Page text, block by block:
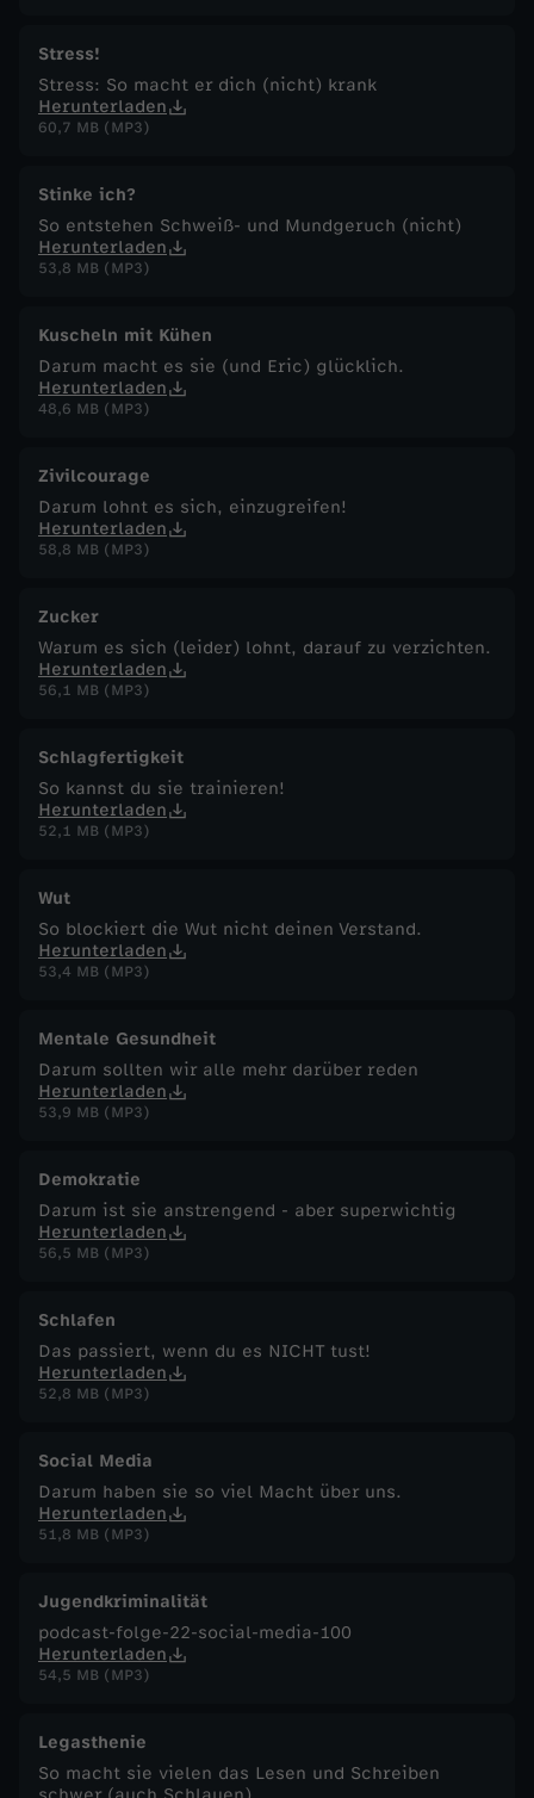
Stress!
Stress: So macht er dich (nicht) krank
Herunterladen
60,7 MB (MP3)
Stinke ich?
So entstehen Schweiß- und Mundgeruch (nicht)
Herunterladen
53,8 MB (MP3)
Kuscheln mit Kühen
Darum macht es sie (und Eric) glücklich.
Herunterladen
48,6 MB (MP3)
Zivilcourage
Darum lohnt es sich, einzugreifen!
Herunterladen
58,8 MB (MP3)
Zucker
Warum es sich (leider) lohnt, darauf zu verzichten.
Herunterladen
56,1 MB (MP3)
Schlagfertigkeit
So kannst du sie trainieren!
Herunterladen
52,1 MB (MP3)
Wut
So blockiert die Wut nicht deinen Verstand.
Herunterladen
53,4 MB (MP3)
Mentale Gesundheit
Darum sollten wir alle mehr darüber reden
Herunterladen
53,9 MB (MP3)
Demokratie
Darum ist sie anstrengend - aber superwichtig
Herunterladen
56,5 MB (MP3)
Schlafen
Das passiert, wenn du es NICHT tust!
Herunterladen
52,8 MB (MP3)
Social Media
Darum haben sie so viel Macht über uns.
Herunterladen
51,8 MB (MP3)
Jugendkriminalität
podcast-folge-22-social-media-100
Herunterladen
54,5 MB (MP3)
Legasthenie
So macht sie vielen das Lesen und Schreiben